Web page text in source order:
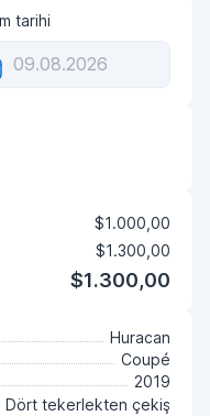
tarihi
$1.000,00
$1.300,00
$1.300,00
Huracan
Coupé
2019
Dört tekerlekten çekiş